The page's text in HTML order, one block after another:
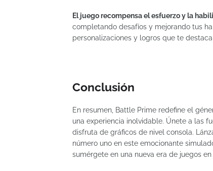
El juego recompensa el esfuerzo y la
completando desafíos y mejorando tus
personalizaciones y logros que te
Conclusión
En resumen, Battle Prime redefine el
una experiencia inolvidable. Únete a las
disfruta de gráficos de nivel consola.
número uno en este emocionante
sumérgete en una nueva era de juegos